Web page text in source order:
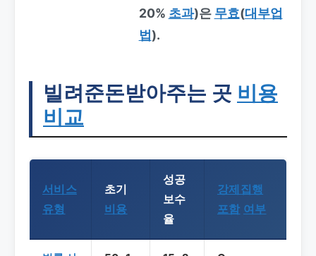
20% 초과)은 무효(대부업
법).
빌려준돈받아주는 곳 비용
비교
서비스
유형
초기
비용
성공
보수
율
강제집행
포함 여부